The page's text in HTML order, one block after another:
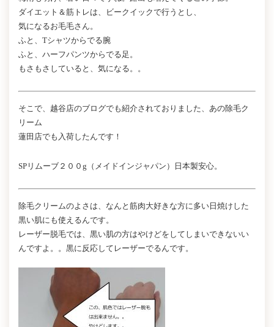
ダイエット＆筋トレは、ビークイックで行うとし、
気になるお毛毛さん。
ふと、Tシャツからでる腕
ふと、ハーフパンツからでる足。
もさもさしていると、気になる。。
そこで、越谷店のブログでも紹介されておりました、あの除毛ク
リーム
蓮田店でも入荷したんです！
SPリムーブ２００g（メイドインジャパン）日本製安心。
除毛クリームのよさは、なんと筋肉大好きな方に多い日焼けした
黒い肌にも使えるんです。
レーザー脱毛では、黒い肌の方はやけどをしてしまいできないい
んですよ。。黒に反応してレーザーでるんです。